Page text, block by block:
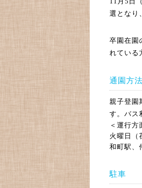
選となり
卒園在園
れている
通園方法
親子登園
す。バス
＜運行方
火曜日（
和町駅、
駐車